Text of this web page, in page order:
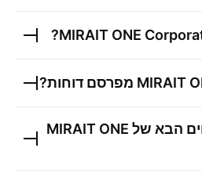
MIRAIT ONE
?
MIRAIT מפרסם דוחות?
הבא של MIRAIT ONE